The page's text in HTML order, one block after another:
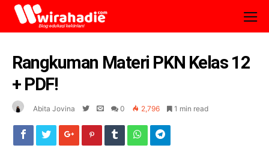
Rangkuman Materi PKN Kelas 12
+ PDF!
Abita Jovina 0 2,796 1 min read